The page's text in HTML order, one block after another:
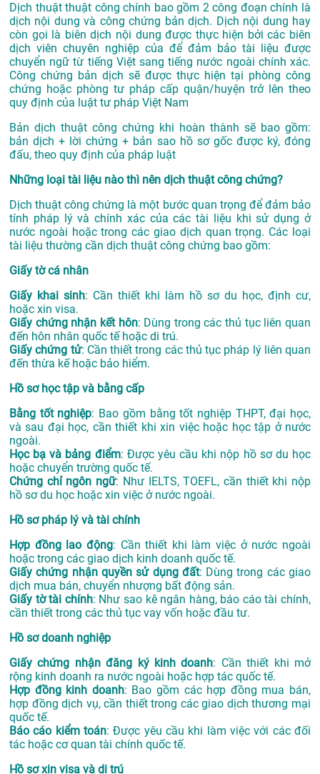
Dịch thuật thuật công chính bao gồm 2 công đoạn chính là
dịch nội dung và công chứng bản dịch. Dịch nội dung hay
còn gọi là biên dịch nội dung được thực hiện bởi các biên
dịch viên chuyên nghiệp của để đảm bảo tài liệu được
chuyển ngữ từ tiếng Việt sang tiếng nước ngoài chính xác.
Công chứng bản dịch sẽ được thực hiện tại phòng công
chứng hoặc phòng tư pháp cấp quận/huyện trở lên theo
quy định của luật tư pháp Việt Nam
Bản dịch thuật công chứng khi hoàn thành sẽ bao gồm:
bản dịch + lời chứng + bản sao hồ sơ gốc được ký, đóng
đấu, theo quy định của pháp luật
Những loại tài liệu nào thì nên dịch thuật công chứng?
Dịch thuật công chứng là một bước quan trọng để đảm bảo
tính pháp lý và chính xác của các tài liệu khi sử dụng ở
nước ngoài hoặc trong các giao dịch quan trọng. Các loại
tài liệu thường cần dịch thuật công chứng bao gồm:
Giấy tờ cá nhân
Giấy khai sinh: Cần thiết khi làm hồ sơ du học, định cư,
hoặc xin visa.
Giấy chứng nhận kết hôn: Dùng trong các thủ tục liên quan
đến hôn nhân quốc tế hoặc di trú.
Giấy chứng tử: Cần thiết trong các thủ tục pháp lý liên quan
đến thừa kế hoặc bảo hiểm.
Hồ sơ học tập và bằng cấp
Bằng tốt nghiệp: Bao gồm bằng tốt nghiệp THPT, đại học,
và sau đại học, cần thiết khi xin việc hoặc học tập ở nước
ngoài.
Học bạ và bảng điểm: Được yêu cầu khi nộp hồ sơ du học
hoặc chuyển trường quốc tế.
Chứng chỉ ngôn ngữ: Như IELTS, TOEFL, cần thiết khi nộp
hồ sơ du học hoặc xin việc ở nước ngoài.
Hồ sơ pháp lý và tài chính
Hợp đồng lao động: Cần thiết khi làm việc ở nước ngoài
hoặc trong các giao dịch kinh doanh quốc tế.
Giấy chứng nhận quyền sử dụng đất: Dùng trong các giao
dịch mua bán, chuyển nhượng bất động sản.
Giấy tờ tài chính: Như sao kê ngân hàng, báo cáo tài chính,
cần thiết trong các thủ tục vay vốn hoặc đầu tư.
Hồ sơ doanh nghiệp
Giấy chứng nhận đăng ký kinh doanh: Cần thiết khi mở
rộng kinh doanh ra nước ngoài hoặc hợp tác quốc tế.
Hợp đồng kinh doanh: Bao gồm các hợp đồng mua bán,
hợp đồng dịch vụ, cần thiết trong các giao dịch thương mại
quốc tế.
Báo cáo kiểm toán: Được yêu cầu khi làm việc với các đối
tác hoặc cơ quan tài chính quốc tế.
Hồ sơ xin visa và di trú